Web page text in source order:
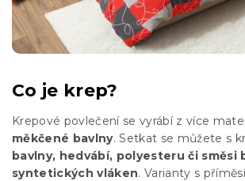
Co je krep?
Krepové povlečení se vyrábí z více
měkčené bavlny. Setkat se můžete s
bavlny, hedvábí, polyesteru či směsi
syntetických vláken. Varianty s